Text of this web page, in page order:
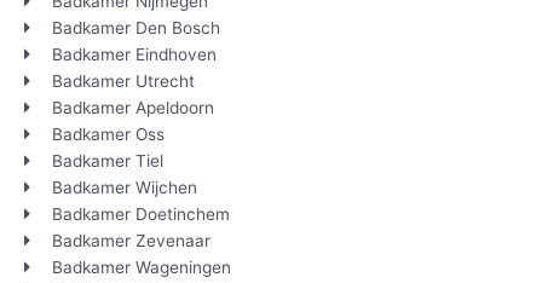
Badkamer Den Bosch
Badkamer Eindhoven
Badkamer Utrecht
Badkamer Apeldoorn
Badkamer Oss
Badkamer Tiel
Badkamer Wijchen
Badkamer Doetinchem
Badkamer Zevenaar
Badkamer Wageningen